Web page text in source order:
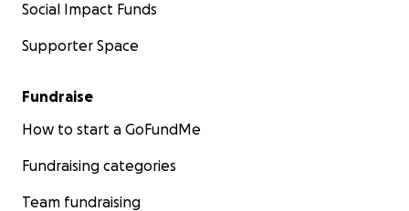
Social Impact Funds
Supporter Space
Fundraise
How to start a GoFundMe
Fundraising categories
Team fundraising